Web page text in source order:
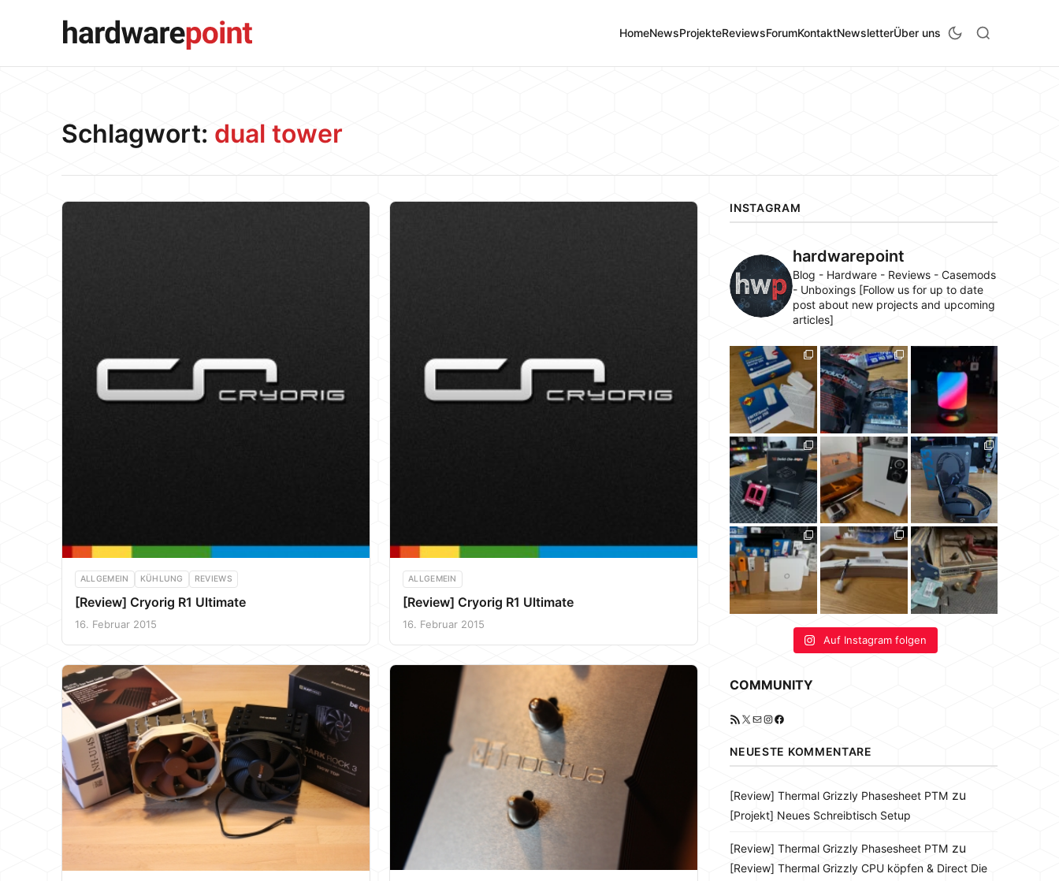
HomeNewsProjekteReviewsForumKontaktNewsletterÜber uns
Schlagwort: dual tower
ALLGEMEIN KÜHLUNG REVIEWS
[Review] Cryorig R1 Ultimate
16. Februar 2015
ALLGEMEIN
[Review] Cryorig R1 Ultimate
16. Februar 2015
INSTAGRAM
hardwarepoint
Blog - Hardware - Reviews - Casemods
- Unboxings [Follow us for up to date
post about new projects and upcoming
articles]
Auf Instagram folgen
COMMUNITY
RSS-Feed
X E-MailInstagram
Facebook
NEUESTE KOMMENTARE
[Review] Thermal Grizzly Phasesheet PTM zu
[Projekt] Neues Schreibtisch Setup
[Review] Thermal Grizzly Phasesheet PTM zu
[Review] Thermal Grizzly CPU köpfen & Direct Die